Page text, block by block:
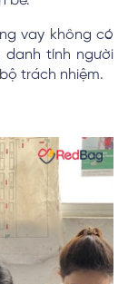
vay không có
danh tính người
trách nhiệm.